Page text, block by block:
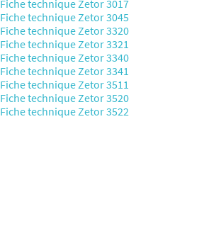
Fiche technique Zetor 3017
Fiche technique Zetor 3045
Fiche technique Zetor 3320
Fiche technique Zetor 3321
Fiche technique Zetor 3340
Fiche technique Zetor 3341
Fiche technique Zetor 3511
Fiche technique Zetor 3520
Fiche technique Zetor 3522